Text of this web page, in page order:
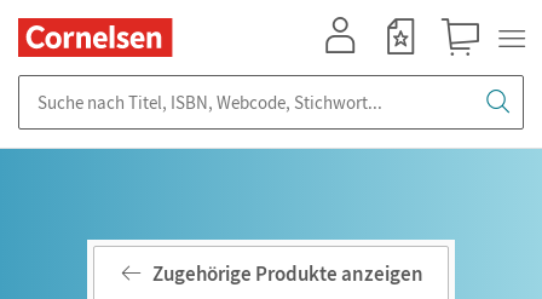
Zugehörige Produkte anzeigen